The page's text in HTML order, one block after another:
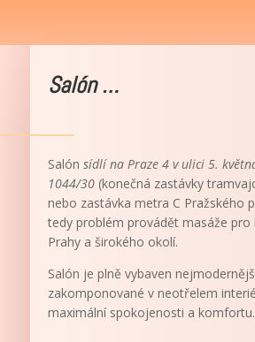
Salón …
Salón sídlí na Praze 4 v ulici 5.
1044/30 (konečná zastávky
nebo zastávka metra C Pražského
tedy problém provádět masáže pro
Prahy a širokého okolí.
Salón je plně vybaven
zakomponované v neotřelem
maximální spokojenosti a komfortu.